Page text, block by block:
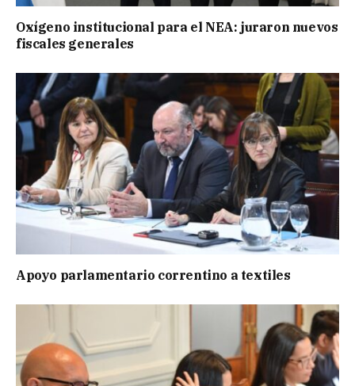
Oxígeno institucional para el NEA: juraron nuevos
fiscales generales
Apoyo parlamentario correntino a textiles